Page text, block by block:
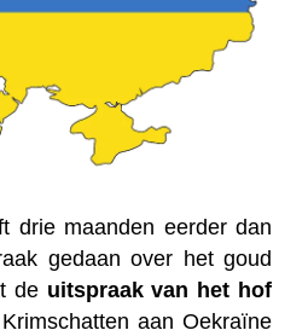
drie maanden eerder dan
gedaan over het goud
de uitspraak van het hof
aan Oekraïne